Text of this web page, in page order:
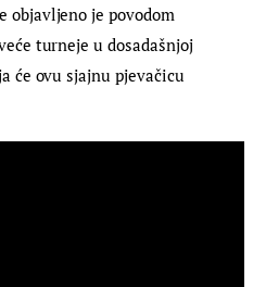
objavljeno je povodom
turneje u dosadašnjoj
će ovu sjajnu pjevačicu